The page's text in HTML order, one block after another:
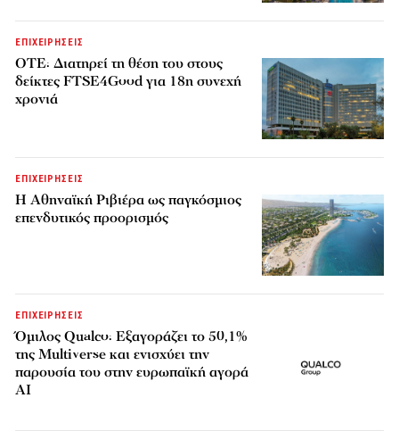
ΕΠΙΧΕΙΡΗΣΕΙΣ
ΟΤΕ: Διατηρεί τη θέση του στους
δείκτες FTSE4Good για 18η συνεχή
χρονιά
ΕΠΙΧΕΙΡΗΣΕΙΣ
Η Αθηναϊκή Ριβιέρα ως παγκόσμιος
επενδυτικός προορισμός
ΕΠΙΧΕΙΡΗΣΕΙΣ
Όμιλος Qualco: Εξαγοράζει το 50,1%
της Multiverse και ενισχύει την
παρουσία του στην ευρωπαϊκή αγορά
AI